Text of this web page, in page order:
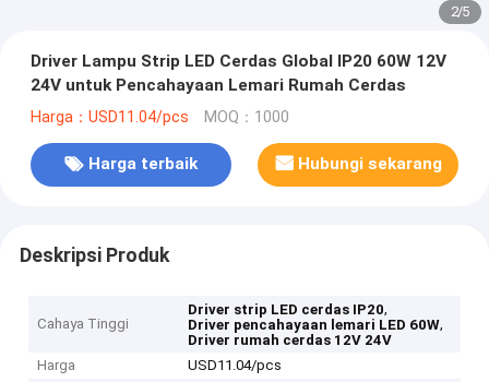
2/5
Driver Lampu Strip LED Cerdas Global IP20 60W 12V
24V untuk Pencahayaan Lemari Rumah Cerdas
Harga：USD11.04/pcs MOQ：1000
Harga terbaik Hubungi sekarang
Deskripsi Produk
Cahaya Tinggi
Driver strip LED cerdas IP20,
Driver pencahayaan lemari LED 60W,
Driver rumah cerdas 12V 24V
Harga
USD11.04/pcs